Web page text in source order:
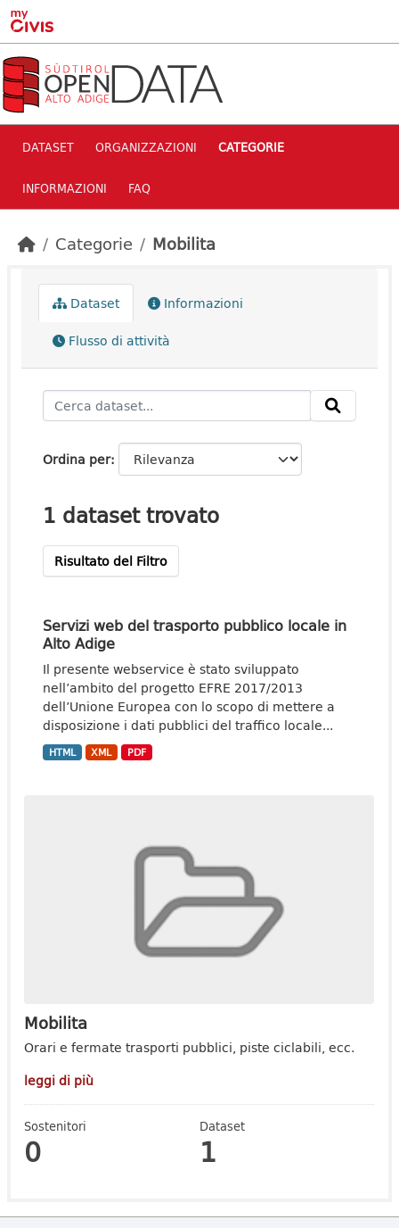
Skip to main content
DATASET ORGANIZZAZIONI CATEGORIE
INFORMAZIONI FAQ
Categorie Mobilita
Mobilita
Orari e fermate trasporti pubblici, piste ciclabili, ecc.
leggi di più
Sostenitori
0
Dataset
1
Dataset
Informazioni
Flusso di attività
Ordina per
1 dataset trovato
Risultato del Filtro
Servizi web del trasporto pubblico locale in
Alto Adige
Il presente webservice è stato sviluppato
nell’ambito del progetto EFRE 2017/2013
dell’Unione Europea con lo scopo di mettere a
disposizione i dati pubblici del traffico locale...
HTML XML PDF